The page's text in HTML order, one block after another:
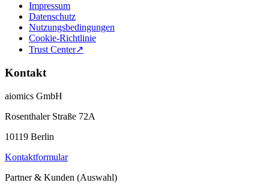
Impressum
Datenschutz
Nutzungsbedingungen
Cookie-Richtlinie
Trust Center↗
Kontakt
aiomics GmbH
Rosenthaler Straße 72A
10119 Berlin
Kontaktformular
Partner & Kunden (Auswahl)